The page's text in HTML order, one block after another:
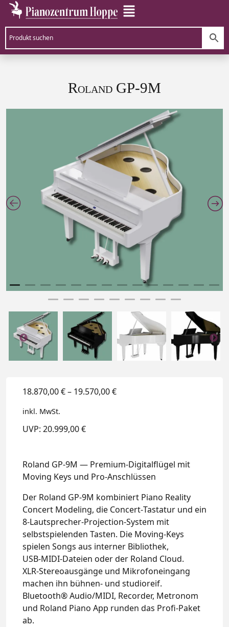
Roland GP-9M
18.870,00€– 19.570,00€
inkl. MwSt.
UVP: 20.999,00 €
Roland GP-9M — Premium-Digitalflügel mit
Moving Keys und Pro-Anschlüssen
Der Roland GP‑9M kombiniert Piano Reality
Concert Modeling, die Concert‑Tastatur und ein
8‑Lautsprecher‑Projection‑System mit
selbstspielenden Tasten. Die Moving‑Keys
spielen Songs aus interner Bibliothek,
USB‑MIDI‑Dateien oder der Roland Cloud.
XLR‑Stereoausgänge und Mikrofoneingang
machen ihn bühnen- und studioreif.
Bluetooth® Audio/MIDI, Recorder, Metronom
und Roland Piano App runden das Profi‑Paket
ab.